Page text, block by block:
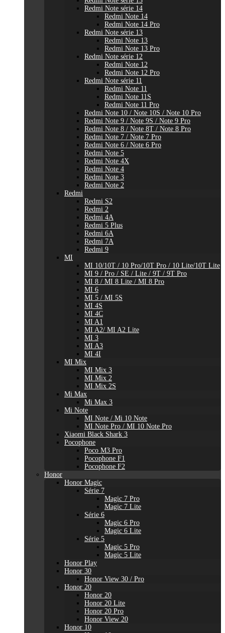
Redmi Note série 14
Redmi Note 14
Redmi Note 14 Pro
Redmi Note série 13
Redmi Note 13
Redmi Note 13 Pro
Redmi Note série 12
Redmi Note 12
Redmi Note 12 Pro
Redmi Note série 11
Redmi Note 11
Redmi Note 11S
Redmi Note 11 Pro
Redmi Note 10 / Note 10S / Note 10 Pro
Redmi Note 9 / Note 9S / Note 9 Pro
Redmi Note 8 / Note 8T / Note 8 Pro
Redmi Note 7 / Note 7 Pro
Redmi Note 6 / Note 6 Pro
Redmi Note 5
Redmi Note 4X
Redmi Note 4
Redmi Note 3
Redmi Note 2
Redmi
Redmi S2
Redmi 2
Redmi 4A
Redmi 5 Plus
Redmi 6A
Redmi 7A
Redmi 9
MI
MI 10/10T / 10 Pro/10T Pro / 10 Lite/10T Lite
MI 9 / Pro / SE / Lite / 9T / 9T Pro
MI 8 / MI 8 Lite / MI 8 Pro
MI 6
MI 5 / MI 5S
MI 4S
MI 4C
MI A1
MI A2/ MI A2 Lite
MI 3
MI A3
MI 4I
MI Mix
MI Mix 3
MI Mix 2
MI Mix 2S
Mi Max
Mi Max 3
Mi Note
MI Note / Mi 10 Note
MI Note Pro / MI 10 Note Pro
Xiaomi Black Shark 3
Pocophone
Poco M3 Pro
Pocophone F1
Pocophone F2
Honor
Honor Magic
Série 7
Magic 7 Pro
Magic 7 Lite
Série 6
Magic 6 Pro
Magic 6 Lite
Série 5
Magic 5 Pro
Magic 5 Lite
Honor Play
Honor 30
Honor View 30 / Pro
Honor 20
Honor 20
Honor 20 Lite
Honor 20 Pro
Honor View 20
Honor 10